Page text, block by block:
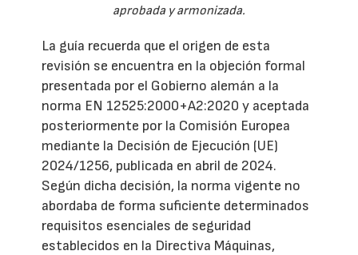
aprobada y armonizada.
La guía recuerda que el origen de esta
revisión se encuentra en la objeción formal
presentada por el Gobierno alemán a la
norma EN 12525:2000+A2:2020 y aceptada
posteriormente por la Comisión Europea
mediante la Decisión de Ejecución (UE)
2024/1256, publicada en abril de 2024.
Según dicha decisión, la norma vigente no
abordaba de forma suficiente determinados
requisitos esenciales de seguridad
establecidos en la Directiva Máquinas,